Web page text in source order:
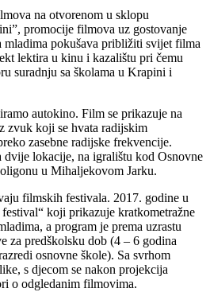
na otvorenom u sklopu
promocije filmova uz gostovanje
mladima pokušava približiti svijet filma
lektira u kinu i kazalištu pri čemu
suradnju sa školama u Krapini i
autokino. Film se prikazuje na
zvuk koji se hvata radijskim
zasebne radijske frekvencije.
lokacije, na igralištu kod Osnovne
u Mihaljekovom Jarku.
filmskih festivala. 2017. godine u
koji prikazuje kratkometražne
a program je prema uzrastu
za predškolsku dob (4 – 6 godina
osnovne škole). Sa svrhom
s djecom se nakon projekcija
o odgledanim filmovima.